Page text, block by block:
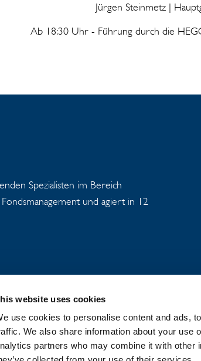
website uses cookies
use cookies to personalise content and ads,
We also share information about your use
partners who may combine it with other
Jürgen Steinmetz |
Ab 18:30 Uhr - Führung durch die
Spezialisten im Bereich
und agiert in 12
ÜBER DEN CATELLA-KONZERN
DATENSCHUTZ
COOKIE-